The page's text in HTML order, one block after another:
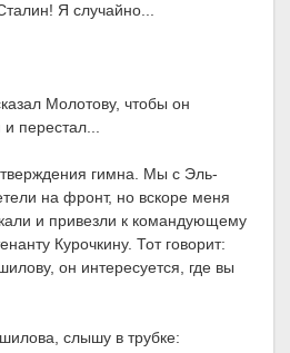
Я случайно...
Молотову, чтобы он
и перестал...
гимна. Мы с Эль-
на фронт, но вскоре меня
и привезли к командующему
Курочкину. Тот говорит:
он интересуется, где вы
слышу в трубке: